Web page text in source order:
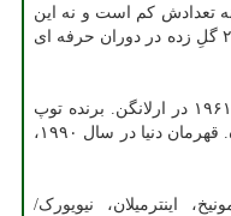
تعدادش کم است و نه این
که برای یک هافبک تدافعی کم! لوتار ۲۲۴ گلِ زده در دوران حرفه ای
لوتار ماتئوس: آلمانی. متولد ۲۱ مارس ۱۹۶۱ در ارلانگن. برنده توپ
طلای ۱۹۹۰. ۱۵۰ بازی ملی، ۲۳ گل زده. قهرمان دنیا در سال ۱۹۹۰،
اینترمیلان، نیویورک/